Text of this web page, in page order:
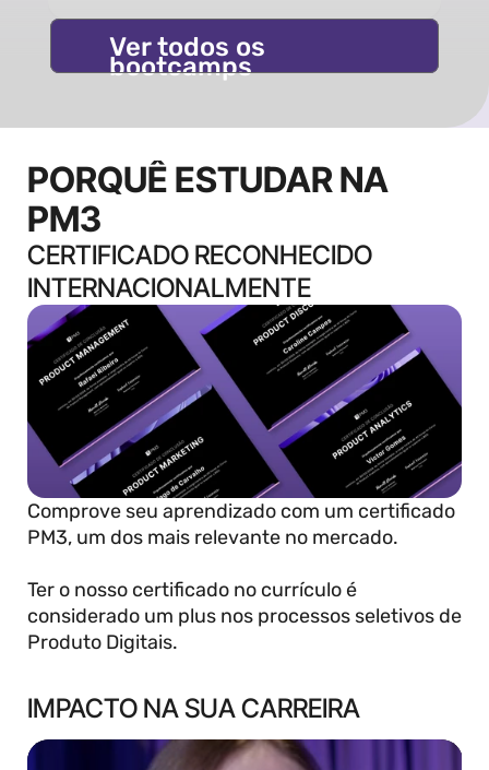
Ver todos os
bootcamps
PORQUÊ ESTUDAR NA
PM3
CERTIFICADO RECONHECIDO
INTERNACIONALMENTE
Comprove seu aprendizado com um certificado
PM3, um dos mais relevante no mercado.
Ter o nosso certificado no currículo é
considerado um plus nos processos seletivos de
Produto Digitais.
IMPACTO NA SUA CARREIRA